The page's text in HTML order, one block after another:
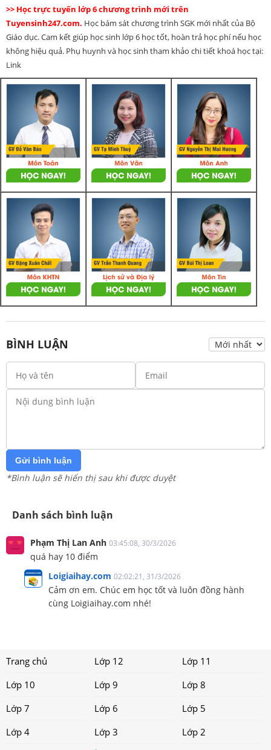
>> Học trực tuyến lớp 6 chương trình mới trên
Tuyensinh247.com. Học bám sát chương trình SGK mới nhất của Bộ
Giáo dục. Cam kết giúp học sinh lớp 6 học tốt, hoàn trả học phí nếu học
không hiệu quả. Phụ huynh và học sinh tham khảo chi tiết khoá học tại:
Link
BÌNH LUẬN
Gửi bình luận
*Bình luận sẽ hiển thị sau khi được duyệt
Danh sách bình luận
Phạm Thị Lan Anh 03:45:08, 30/3/2026
quá hay 10 điểm
Loigiaihay.com 02:02:21, 31/3/2026
Cảm ơn em. Chúc em học tốt và luôn đồng hành
cùng Loigiaihay.com nhé!
Trang chủ Lớp 12
Lớp 11
Lớp 10
Lớp 9
Lớp 8
Lớp 7
Lớp 6
Lớp 5
Lớp 4
Lớp 3
Lớp 2